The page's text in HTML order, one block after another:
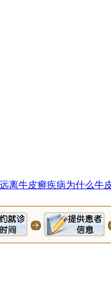
离牛皮癣疾病为什么牛